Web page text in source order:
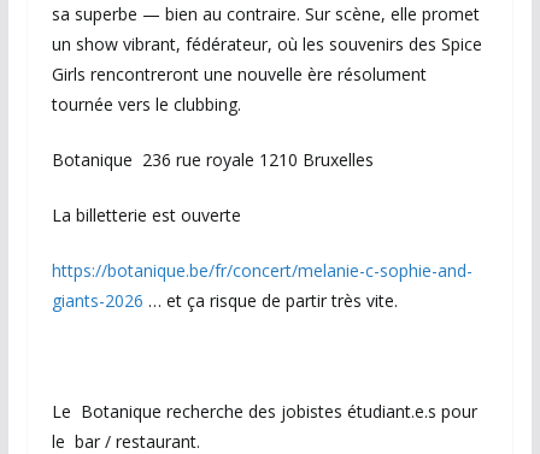
sa superbe — bien au contraire. Sur scène, elle promet
un show vibrant, fédérateur, où les souvenirs des Spice
Girls rencontreront une nouvelle ère résolument
tournée vers le clubbing.
Botanique 236 rue royale 1210 Bruxelles
La billetterie est ouverte
https://botanique.be/fr/concert/melanie-c-sophie-and-
giants-2026 … et ça risque de partir très vite.
Le Botanique recherche des jobistes étudiant.e.s pour
le bar / restaurant.